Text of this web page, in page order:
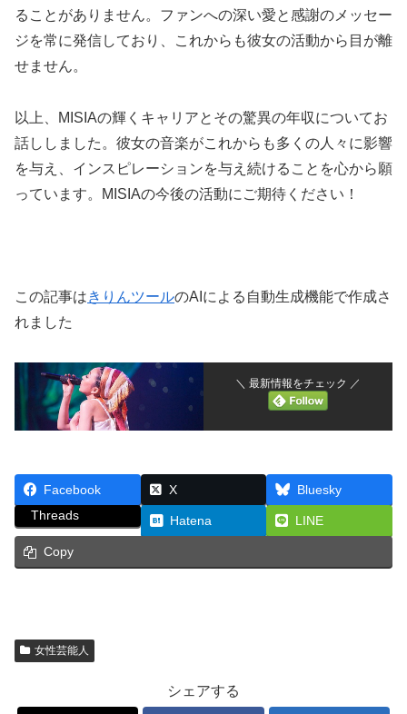
ることがありません。ファンへの深い愛と感謝のメッセー
ジを常に発信しており、これからも彼女の活動から目が離
せません。
以上、MISIAの輝くキャリアとその驚異の年収についてお
話ししました。彼女の音楽がこれからも多くの人々に影響
を与え、インスピレーションを与え続けることを心から願
っています。MISIAの今後の活動にご期待ください！
この記事はきりんツールのAIによる自動生成機能で作成さ
れました
＼ 最新情報をチェック ／
Facebook X
Bluesky
Threads
Hatena LINE
Copy
女性芸能人
シェアする